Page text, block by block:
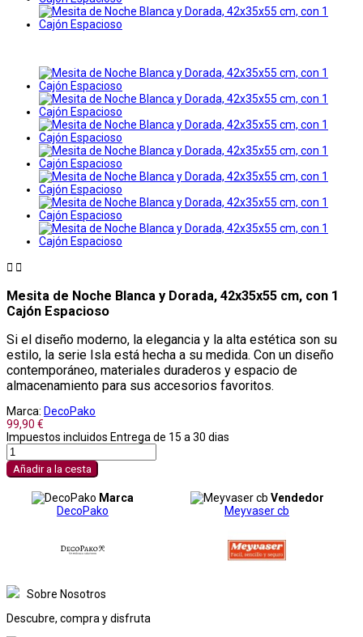
 
Mesita de Noche Blanca y Dorada, 42x35x55 cm, con 1
Cajón Espacioso
Si el diseño moderno, la elegancia y la alta estética son su
estilo, la serie Isla está hecha a su medida. Con un diseño
contemporáneo, materiales duraderos y espacio de
almacenamiento para sus accesorios favoritos.
Marca: DecoPako
99,90 €
Impuestos incluidos Entrega de 15 a 30 dias
Añadir a la cesta
Marca
DecoPako
Vendedor
Meyvaser cb
Sobre Nosotros
Descubre, compra y disfruta